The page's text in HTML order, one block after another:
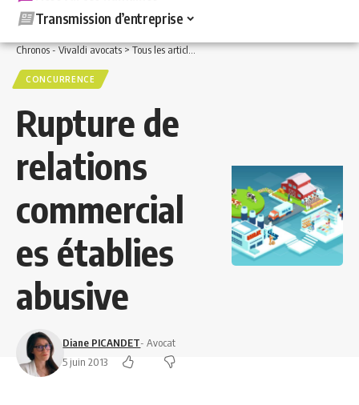
Transmission d’entreprise
Chronos - Vivaldi avocats>Tous les articles >Concurrence / Consommation /
CONCURRENCE
Rupture de
relations
commercial
es établies
abusive
Diane PICANDET- Avocat
5 juin 2013